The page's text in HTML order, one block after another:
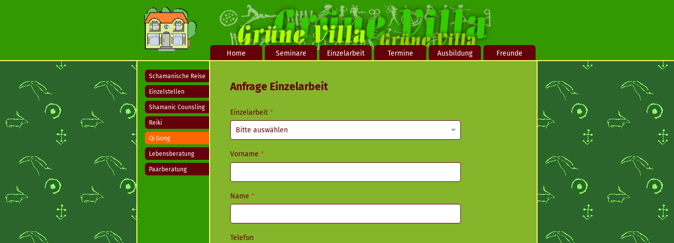
Home Seminare Einzelarbeit Termine Ausbildung Freunde
Schamanische Reise
Einzelstellen
Shamanic Counsling
Reiki
Qi Gong
Lebensberatung
Paarberatung
Anfrage Einzelarbeit
Einzelarbeit *
Vorname *
Name *
Telefon